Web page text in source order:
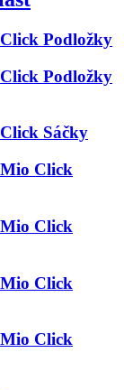
Podložky
Podložky
Sáčky
Click
Click
Click
Click